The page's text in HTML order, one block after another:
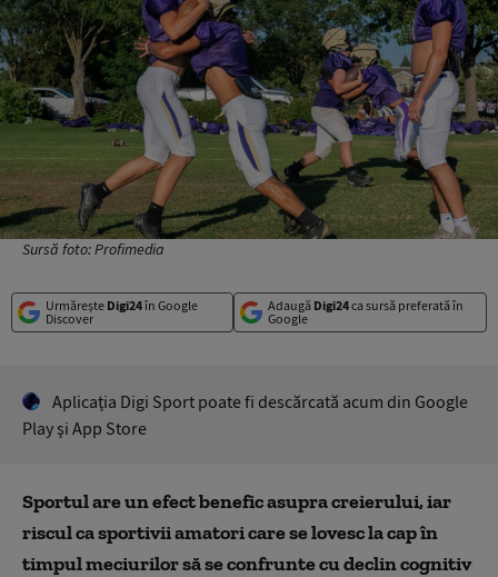
Sursă foto: Profimedia
Urmărește Digi24în Google
Discover
Adaugă Digi24ca sursă preferată în
Google
Aplicaţia Digi Sport poate fi descărcată acum din Google
Play şi App Store
Sportul are un efect benefic asupra creierului, iar
riscul ca sportivii amatori care se lovesc la cap în
timpul meciurilor să se confrunte cu declin cognitiv